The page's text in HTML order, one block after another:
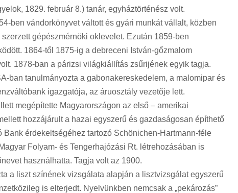
1829. február 8.) tanár, egyháztörténész volt.
ben vándorkönyvet váltott és gyári munkát vállalt, közben
gépészmérnöki oklevelet. Ezután 1859-ben
1864-től 1875-ig a debreceni István-gőzmalom
1878-ban a párizsi világkiállítás zsűrijének egyik tagja.
ban tanulmányozta a gabonakereskedelem, a malomipar és
igazgatója, az áruosztály vezetője lett.
megépítette Magyarországon az első – amerikai
hozzájárult a hazai egyszerű és gazdaságosan építhető
érdekeltségéhez tartozó Schönichen-Hartmann-féle
Folyam- és Tengerhajózási Rt. létrehozásában is
használhatta. Tagja volt az 1900.
a liszt színének vizsgálata alapján a lisztvizsgálat egyszerű
is elterjedt. Nyelvünkben nemcsak a „pekározás”